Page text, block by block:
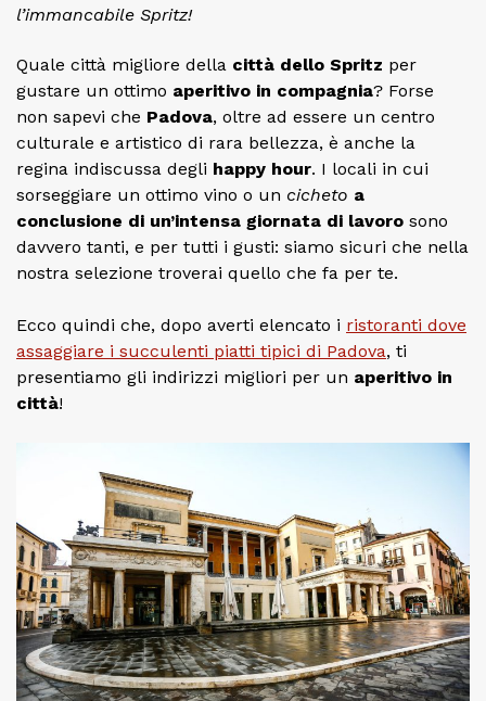
l’immancabile Spritz!
Quale città migliore della città dello Spritz per
gustare un ottimo aperitivo in compagnia? Forse
non sapevi che Padova, oltre ad essere un centro
culturale e artistico di rara bellezza, è anche la
regina indiscussa degli happy hour. I locali in cui
sorseggiare un ottimo vino o un cicheto a
conclusione di un’intensa giornata di lavoro sono
davvero tanti, e per tutti i gusti: siamo sicuri che nella
nostra selezione troverai quello che fa per te.
Ecco quindi che, dopo averti elencato i ristoranti dove
assaggiare i succulenti piatti tipici di Padova, ti
presentiamo gli indirizzi migliori per un aperitivo in
città!